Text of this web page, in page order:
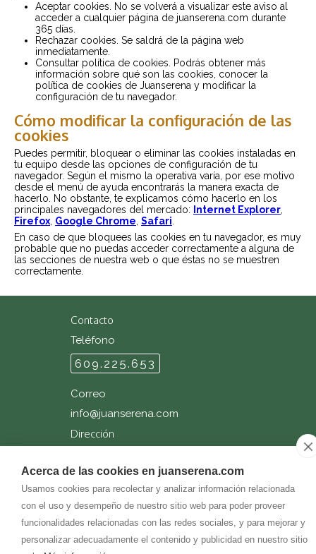
Acerca de las cookies en juanserena.com
Usamos cookies para recolectar y analizar información relacionada
con el uso y desempeño de nuestro sitio web para poder proveer
funcionalidades relacionadas con las redes sociales, y para mejorar y
personalizar adecuadamente el contenido y publicidad en nuestro sitio
Aceptar cookies. No se volverá a visualizar este aviso al
acceder a cualquier página de juanserena.com durante
365 días.
Rechazar cookies. Se saldrá de la página web
inmediatamente.
Consultar política de cookies. Podrás obtener más
información sobre qué son las cookies, conocer la
política de cookies de Juanserena y modificar la
configuración de tu navegador.
Cómo modificar la configuración de las
cookies
Puedes permitir, bloquear o eliminar las cookies instaladas en
tu equipo desde las opciones de configuración de tu
navegador. Según el mismo la operativa varía, por ese motivo
desde el menú de ayuda encontrarás la manera exacta de
hacerlo. No obstante, te explicamos cómo hacerlo en los
principales navegadores del mercado:
Internet Explorer
Firefox Google Chrome Safari
En caso de que bloquees las cookies en tu navegador, es muy
probable que no puedas acceder correctamente a alguna de
las secciones de nuestra web o que éstas no se muestren
correctamente.
Contacto
Teléfono
609.225.653
Correo
info@juanserena.com
Dirección
31868-Etxarren Arakil (Navarra)